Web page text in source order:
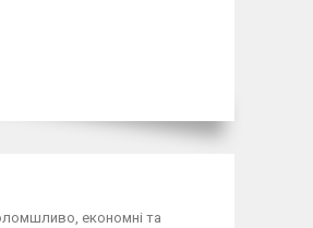
економні та